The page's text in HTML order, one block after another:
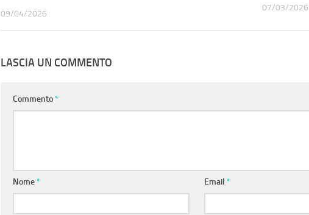
09/04/2026
07/03/2026
LASCIA UN COMMENTO
Commento*
Nome* Email*